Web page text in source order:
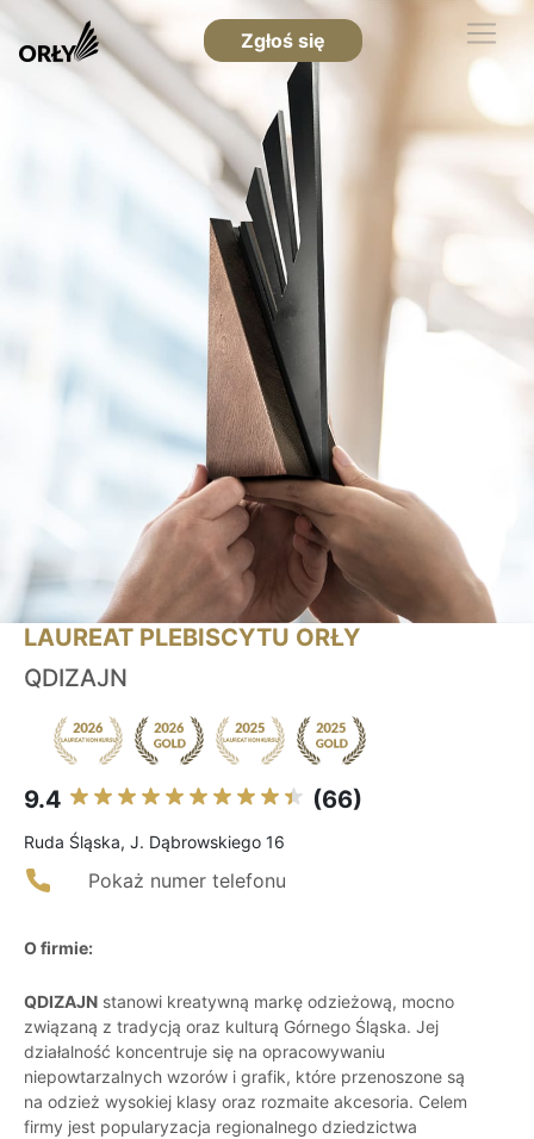
Zgłoś się
LAUREAT PLEBISCYTU ORŁY
QDIZAJN
9.4 (66)
Ruda Śląska, J. Dąbrowskiego 16
Pokaż numer telefonu
O firmie:
QDIZAJN stanowi kreatywną markę odzieżową, mocno
związaną z tradycją oraz kulturą Górnego Śląska. Jej
działalność koncentruje się na opracowywaniu
niepowtarzalnych wzorów i grafik, które przenoszone są
na odzież wysokiej klasy oraz rozmaite akcesoria. Celem
firmy jest popularyzacja regionalnego dziedzictwa